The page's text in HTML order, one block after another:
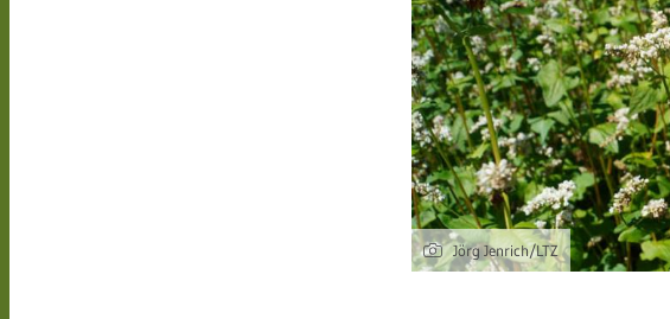
Jörg Jenrich/LTZ